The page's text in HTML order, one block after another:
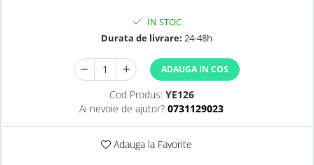
IN STOC
Durata de livrare: 24-48h
ADAUGA IN COS
Cod Produs: YE126
Ai nevoie de ajutor? 0731129023
Adauga la Favorite